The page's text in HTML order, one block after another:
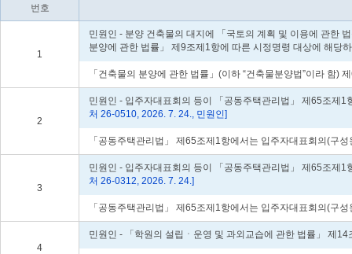
번호
1
민원인 - 분양 건축물의 대지에 「국토의 계획 및 이용에 관한
분양에 관한 법률」 제9조제1항에 따른 시정명령 대상에 해당
「건축물의 분양에 관한 법률」(이하 “건축물분양법”이라 함
2
민원인 - 입주자대표회의 등이 「공동주택관리법」 제65조제
처 26-0510, 2026. 7. 24., 민원인]
「공동주택관리법」 제65조제1항에서는 입주자대표회의(구
3
민원인 - 입주자대표회의 등이 「공동주택관리법」 제65조제
처 26-0312, 2026. 7. 24.]
「공동주택관리법」 제65조제1항에서는 입주자대표회의(구
4
민원인 - 「학원의 설립ㆍ운영 및 과외교습에 관한 법률」 제